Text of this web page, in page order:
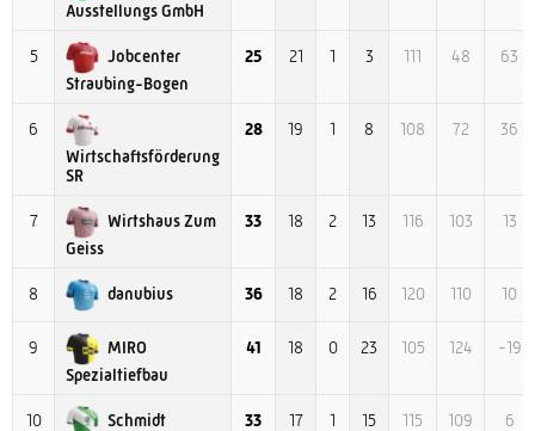
Ausstellungs GmbH
5
Jobcenter
Straubing-Bogen
25 21 1 3 111 48 63
6
Wirtschaftsförderung
SR
28 19 1 8 108 72 36
7
Wirtshaus Zum
Geiss
33 18 2 13 116 103 13
8 danubius 36 18 2 16 120 110 10
9
MIRO
Spezialtiefbau
41 18 0 23 105 124 -19
10
Schmidt
33 17 1 15 115 109 6